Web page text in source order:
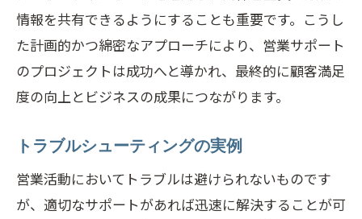
情報を共有できるようにすることも重要です。こうし
た計画的かつ綿密なアプローチにより、営業サポート
のプロジェクトは成功へと導かれ、最終的に顧客満足
度の向上とビジネスの成果につながります。
トラブルシューティングの実例
営業活動においてトラブルは避けられないものです
が、適切なサポートがあれば迅速に解決することが可